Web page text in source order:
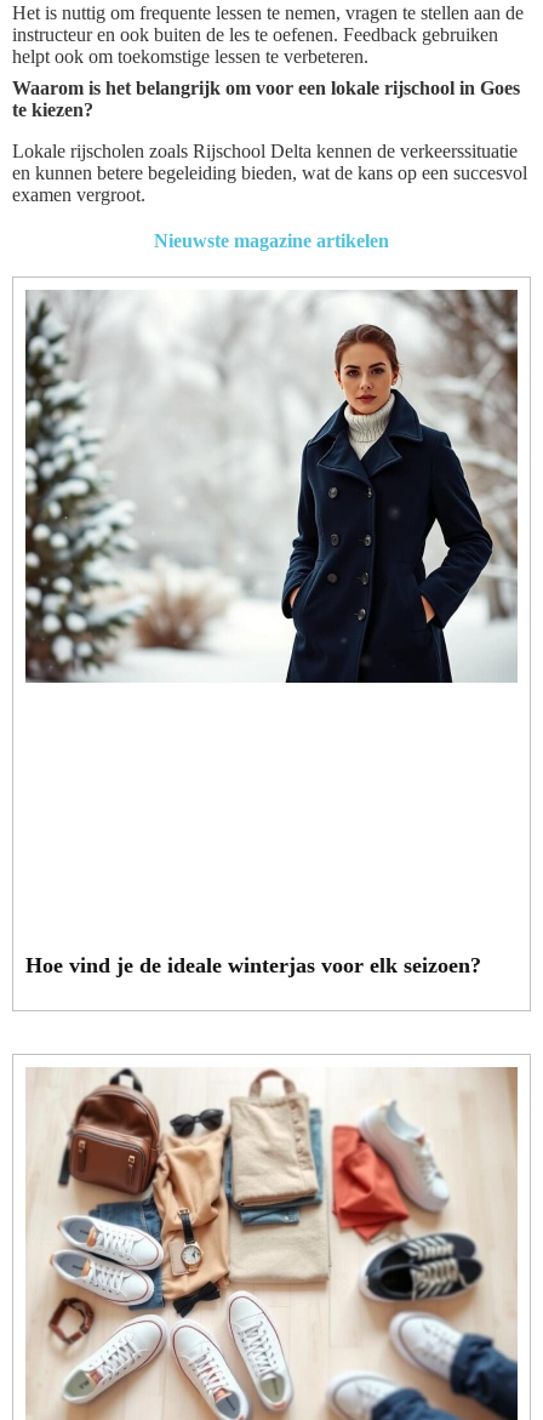
Het is nuttig om frequente lessen te nemen, vragen te stellen aan de
instructeur en ook buiten de les te oefenen. Feedback gebruiken
helpt ook om toekomstige lessen te verbeteren.
Waarom is het belangrijk om voor een lokale rijschool in Goes
te kiezen?
Lokale rijscholen zoals Rijschool Delta kennen de verkeerssituatie
en kunnen betere begeleiding bieden, wat de kans op een succesvol
examen vergroot.
Nieuwste magazine artikelen
Hoe vind je de ideale winterjas voor elk seizoen?